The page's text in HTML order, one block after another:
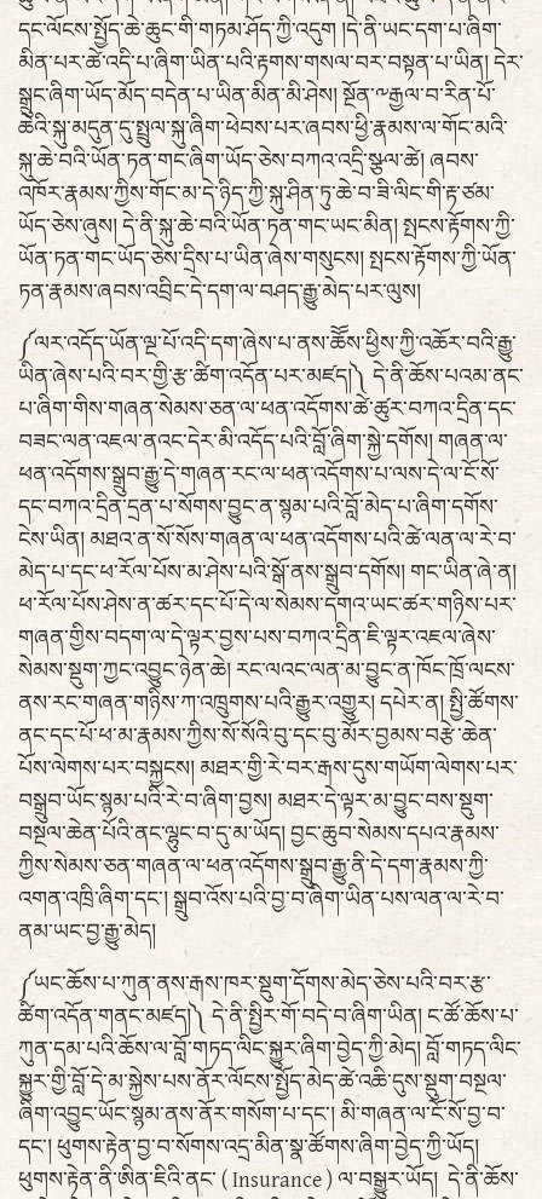
དང་ལོངས་སྤྱོད་ཆེ་ཆུང་གི་གཏམ་ཤོད་ཀྱི་འདུག །དེ་ནི་ཡང་དག་པ་ཞིག་
མིན་པར་ཚེ་འདི་པ་ཞིག་ཡིན་པའི་རྟགས་གསལ་བར་བསྟན་པ་ཡིན། དེར་
སྒྲུང་ཞིག་ཡོད་མོད་བདེན་པ་ཡིན་མིན་མི་ཤེས། སྔོན་༸རྒྱལ་བ་རིན་པོ་
ཆེའི་སྐུ་མདུན་དུ་སྤྲུལ་སྐུ་ཞིག་ཕེབས་པར་ཞབས་ཕྱི་རྣམས་ལ་གོང་མའི་
སྐུ་ཆེ་བའི་ཡོན་ཏན་གང་ཞིག་ཡོད་ཅེས་བཀའ་འདྲི་སྩལ་ཚེ། ཞབས་
འཁོར་རྣམས་ཀྱིས་གོང་མ་དེ་ཉིད་ཀྱི་སྐུ་ཤིན་ཏུ་ཆེ་བ་ཟི་ལིང་གི་རྟ་ཙམ་
ཡོད་ཅེས་ཞུས། དེ་ནི་སྐུ་ཆེ་བའི་ཡོན་ཏན་གང་ཡང་མིན། སྤངས་རྟོགས་ཀྱི་
ཡོན་ཏན་གང་ཡོད་ཅེས་དྲིས་པ་ཡིན་ཞེས་གསུངས། སྤངས་རྟོགས་ཀྱི་ཡོན་
ཏན་རྣམས་ཞབས་འབྲིང་དེ་དག་ལ་བཤད་རྒྱུ་མེད་པར་ལུས།
༼ལར་འདོད་ཡོན་ལྔ་པོ་འདི་དག་ཞེས་པ་ནས་ཆོོས་ཕྱིས་ཀྱི་འཆོར་བའི་རྒྱུ་
ཡིན་ཞེས་པའི་བར་གྱི་རྩ་ཚིག་འདོན་པར་མཛད།༽ དེ་ནི་ཆོས་པའམ་ནང་
པ་ཞིག་གིས་གཞན་སེམས་ཅན་ལ་ཕན་འདོགས་ཚེ་ཚུར་བཀའ་དྲིན་དང་
བཟང་ལན་འཇལ་ནའང་དེར་མི་འདོད་པའི་བློ་ཞིག་སྐྱེ་དགོས། གཞན་ལ་
ཕན་འདོགས་སྒྲུབ་རྒྱུ་དེ་གཞན་རང་ལ་ཕན་འདོགས་པ་ལས་དེ་ལ་ངོ་སོ་
དང་བཀའ་དྲིན་དྲན་པ་སོགས་བྱུང་ན་སྙམ་པའི་བློ་མེད་པ་ཞིག་དགོས་
ངེས་ཡིན། མཐའ་ན་སོ་སོས་གཞན་ལ་ཕན་འདོགས་པའི་ཚེ་ལན་ལ་རེ་བ་
མེད་པ་དང་ཕ་རོལ་པོས་མ་ཤེས་པའི་སྒོ་ནས་སྒྲུབ་དགོས། གང་ཡིན་ཞེ་ན།
ཕ་རོལ་པོས་ཤེས་ན་ཚར་དང་པོ་དེ་ལ་སེམས་དགའ་ཡང་ཚར་གཉིས་པར་
གཞན་གྱིས་བདག་ལ་དེ་ལྟར་བྱས་པས་བཀའ་དྲིན་ཇི་ལྟར་འཇལ་ཞེས་
སེམས་སྡུག་ཀྱང་འབྱུང་ཉེན་ཆེ། རང་ལའང་ལན་མ་བྱུང་ན་ཁོང་ཁྲོ་ལངས་
ནས་རང་གཞན་གཉིས་ཀ་འཁྲུགས་པའི་རྒྱུར་འགྱུར། དཔེར་ན། སྤྱི་ཚོགས་
ནང་དང་པོ་ཕ་མ་རྣམས་ཀྱིས་སོ་སོའི་བུ་དང་བུ་མོར་བྱམས་བརྩེ་ཆེན་
པོས་ལེགས་པར་བསྐྱངས། མཐར་གྱི་རེ་བར་རྒས་དུས་གཡོག་ལེགས་པར་
བསྒྲུབ་ཡོང་སྙམ་པའི་རེ་བ་ཞིག་བྱས། མཐར་དེ་ལྟར་མ་བྱུང་བས་སྡུག་
བསྔལ་ཆེན་པོའི་ནང་ལྷུང་བ་དུ་མ་ཡོད། བྱང་ཆུབ་སེམས་དཔའ་རྣམས་
ཀྱིས་སེམས་ཅན་གཞན་ལ་ཕན་འདོགས་སྒྲུབ་རྒྱུ་ནི་དེ་དག་རྣམས་ཀྱི་
འགན་འཁྲི་ཞིག་དང་། སྒྲུབ་འོས་པའི་བྱ་བ་ཞིག་ཡིན་པས་ལན་ལ་རེ་བ་
ནམ་ཡང་བྱ་རྒྱུ་མེད།
༼ཡང་ཆོས་པ་ཀུན་ནས་རྒས་ཁར་སྡུག་དོགས་མེད་ཅེས་པའི་བར་རྩ་
ཚིག་འདོན་གནང་མཛད།༽ དེ་ནི་སྤྱིར་གོ་བདེ་བ་ཞིག་ཡིན། ང་ཚོ་ཆོས་པ་
ཀུན་དམ་པའི་ཆོས་ལ་བློ་གཏད་ལིང་སྐྱུར་ཞིག་བྱེད་ཀྱི་མེད། བློ་གཏད་ལིང་
སྐྱུར་གྱི་བློ་དེ་མ་སྐྱེས་པས་ནོར་ལོངས་སྤྱོད་མེད་ཚེ་འཆི་དུས་སྡུག་བསྔལ་
ཞིག་འབྱུང་ཡོང་སྙམ་ནས་ནོར་གསོག་པ་དང་། མི་གཞན་ལ་ངོ་སོ་བྱ་བ་
དང་། ཕུགས་རྟེན་བྱ་བ་སོགས་འདྲ་མིན་སྣ་ཚོགས་ཞིག་བྱེད་ཀྱི་ཡོད།
ཕུགས་རྟེན་ནི་ཨིན་ཇིའི་ནང་ ( Insurance ) ལ་བསྒྱུར་ཡོད། དེ་ནི་ཆོས་